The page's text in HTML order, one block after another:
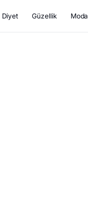
Diyet Güzellik Moda